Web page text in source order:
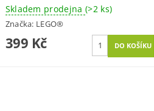
Skladem prodejna (>2 ks)
Značka: LEGO®
399 Kč